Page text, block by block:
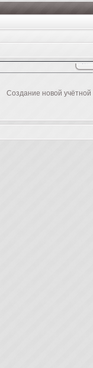
Создание новой